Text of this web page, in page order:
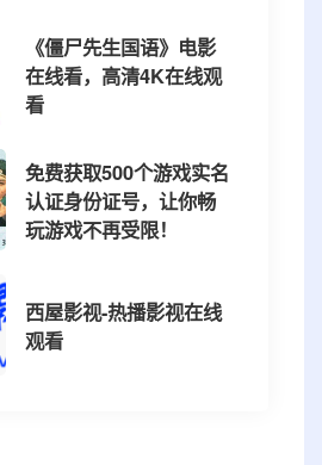
《僵尸先生国语》电影
在线看，高清4K在线观
看
免费获取500个游戏实名
认证身份证号，让你畅
玩游戏不再受限！
西屋影视-热播影视在线
观看